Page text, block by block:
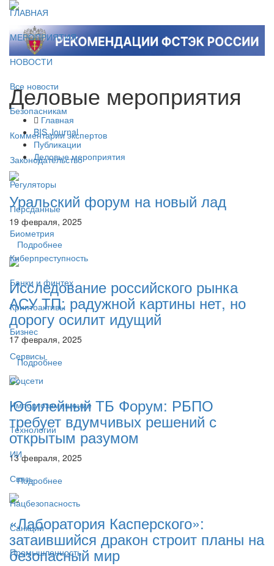
ГЛАВНАЯ
МЕРОПРИЯТИЯ
НОВОСТИ
Все новости
Безопасникам
Комментарии экспертов
Законодательство
Регуляторы
Персданные
Биометрия
Киберпреступность
Банки и финтех
Криптоактивы
Бизнес
Сервисы
Соцсети
Импортозамещение
Технологии
ИИ
Связь
Нацбезопасность
Санкции
Промышленность
Деловые мероприятия
Главная
BIS Journal
Публикации
Деловые мероприятия
Уральский форум на новый лад
19 февраля, 2025
Подробнее
Исследование российского рынка
АСУ ТП: радужной картины нет, но
дорогу осилит идущий
17 февраля, 2025
Подробнее
Юбилейный ТБ Форум: РБПО
требует вдумчивых решений с
открытым разумом
13 февраля, 2025
Подробнее
«Лаборатория Касперского»:
затаившийся дракон строит планы на
безопасный мир